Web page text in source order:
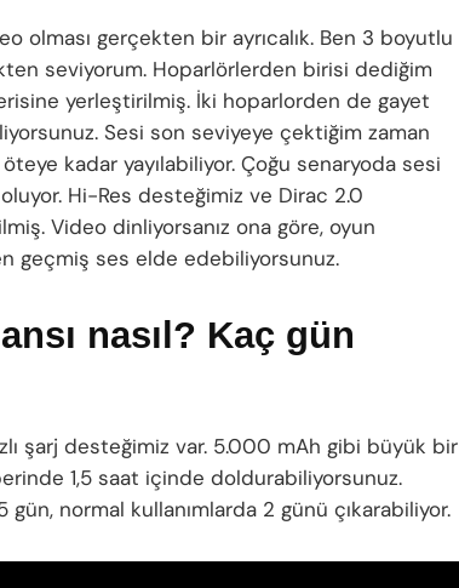
olması gerçekten bir ayrıcalık. Ben 3 boyutlu
seviyorum. Hoparlörlerden birisi dediğim
yerleştirilmiş. İki hoparlorden de gayet
Sesi son seviyeye çektiğim zaman
kadar yayılabiliyor. Çoğu senaryoda sesi
Hi-Res desteğimiz ve Dirac 2.0
Video dinliyorsanız ona göre, oyun
geçmiş ses elde edebiliyorsunuz.
nasıl? Kaç gün
şarj desteğimiz var. 5.000 mAh gibi büyük bir
1,5 saat içinde doldurabiliyorsunuz.
gün, normal kullanımlarda 2 günü çıkarabiliyor.